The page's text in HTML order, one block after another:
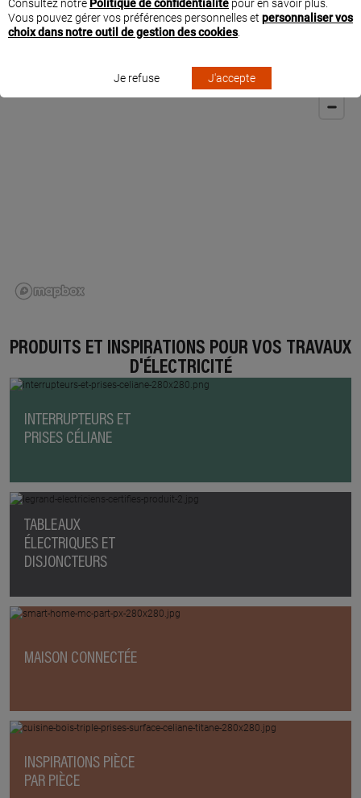
PRODUITS ET INSPIRATIONS POUR VOS TRAVAUX
D'ÉLECTRICITÉ
INTERRUPTEURS ET
PRISES CÉLIANE
TABLEAUX
ÉLECTRIQUES ET
DISJONCTEURS
MAISON CONNECTÉE
INSPIRATIONS PIÈCE
PAR PIÈCE
Consultez notre Politique de confidentialité pour en savoir plus.
Vous pouvez gérer vos préférences personnelles et personnaliser vos
choix dans notre outil de gestion des cookies.
Je refuse J'accepte